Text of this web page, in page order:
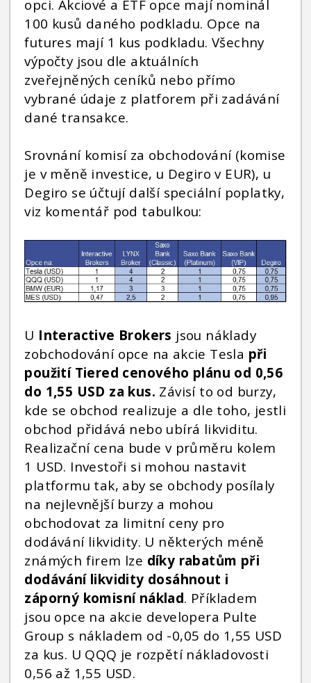
opci. Akciové a ETF opce mají nominál
100 kusů daného podkladu. Opce na
futures mají 1 kus podkladu. Všechny
výpočty jsou dle aktuálních
zveřejněných ceníků nebo přímo
vybrané údaje z platforem při zadávání
dané transakce.
Srovnání komisí za obchodování (komise
je v měně investice, u Degiro v EUR), u
Degiro se účtují další speciální poplatky,
viz komentář pod tabulkou:
U Interactive Brokers jsou náklady
zobchodování opce na akcie Tesla při
použití Tiered cenového plánu od 0,56
do 1,55 USD za kus. Závisí to od burzy,
kde se obchod realizuje a dle toho, jestli
obchod přidává nebo ubírá likviditu.
Realizační cena bude v průměru kolem
1 USD. Investoři si mohou nastavit
platformu tak, aby se obchody posílaly
na nejlevnější burzy a mohou
obchodovat za limitní ceny pro
dodávání likvidity. U některých méně
známých firem lze díky rabatům při
dodávání likvidity dosáhnout i
záporný komisní náklad. Příkladem
jsou opce na akcie developera Pulte
Group s nákladem od -0,05 do 1,55 USD
za kus. U QQQ je rozpětí nákladovosti
0,56 až 1,55 USD.